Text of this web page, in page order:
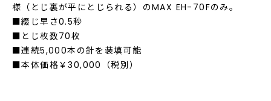
様（とじ裏が平にとじられる）のMAX EH-70Fのみ。
■綴じ早さ0.5秒
■とじ枚数70枚
■連続5,000本の針を装填可能
■本体価格￥30,000（税別）